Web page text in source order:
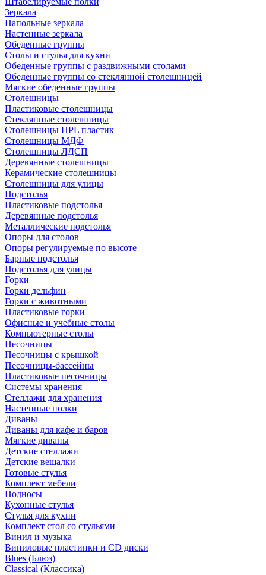
Зеркала
Напольные зеркала
Настенные зеркала
Обеденные группы
Столы и стулья для кухни
Обеденные группы с раздвижными столами
Обеденные группы со стеклянной столешницей
Мягкие обеденные группы
Столешницы
Пластиковые столешницы
Стеклянные столешницы
Столешницы HPL пластик
Столешницы МДФ
Столешницы ЛДСП
Деревянные столешницы
Керамические столешницы
Столешницы для улицы
Подстолья
Пластиковые подстолья
Деревянные подстолья
Металлические подстолья
Опоры для столов
Опоры регулируемые по высоте
Барные подстолья
Подстолья для улицы
Горки
Горки дельфин
Горки с животными
Пластиковые горки
Офисные и учебные столы
Компьютерные столы
Песочницы
Песочницы с крышкой
Песочницы-бассейны
Пластиковые песочницы
Системы хранения
Стеллажи для хранения
Настенные полки
Диваны
Диваны для кафе и баров
Мягкие диваны
Детские стеллажи
Детские вешалки
Готовые стулья
Комплект мебели
Подносы
Кухонные стулья
Стулья для кухни
Комплект стол со стульями
Винил и музыка
Виниловые пластинки и CD диски
Blues (Блюз)
Classical (Классика)